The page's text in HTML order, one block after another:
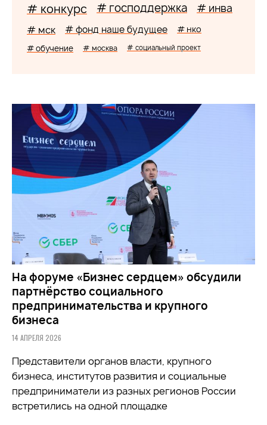
# конкурс # господдержка # инва
# мск # фонд наше будущее # нко
# обучение # москва # социальный проект
На форуме «Бизнес сердцем» обсудили
партнёрство социального
предпринимательства и крупного
бизнеса
14 АПРЕЛЯ 2026
Представители органов власти, крупного
бизнеса, институтов развития и социальные
предприниматели из разных регионов России
встретились на одной площадке